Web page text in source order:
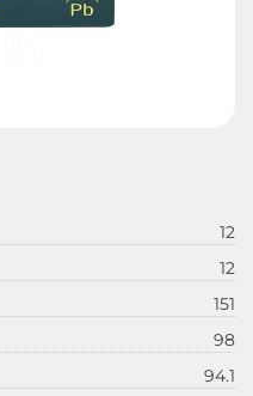
12
12
151
98
94.1